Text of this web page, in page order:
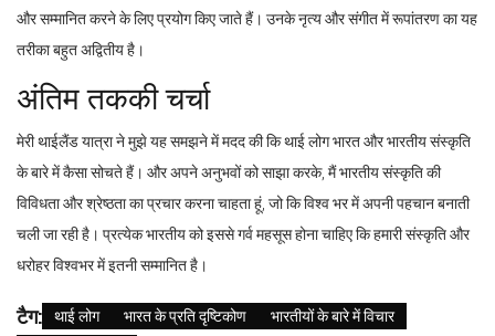
और सम्मानित करने के लिए प्रयोग किए जाते हैं। उनके नृत्य और संगीत में रूपांतरण का यह
तरीका बहुत अद्वितीय है।
अंतिम तककी चर्चा
मेरी थाईलैंड यात्रा ने मुझे यह समझने में मदद की कि थाई लोग भारत और भारतीय संस्कृति
के बारे में कैसा सोचते हैं। और अपने अनुभवों को साझा करके, मैं भारतीय संस्कृति की
विविधता और श्रेष्ठता का प्रचार करना चाहता हूं, जो कि विश्व भर में अपनी पहचान बनाती
चली जा रही है। प्रत्येक भारतीय को इससे गर्व महसूस होना चाहिए कि हमारी संस्कृति और
धरोहर विश्वभर में इतनी सम्मानित है।
टैग: थाई लोग भारत के प्रति दृष्टिकोण भारतीयों के बारे में विचार